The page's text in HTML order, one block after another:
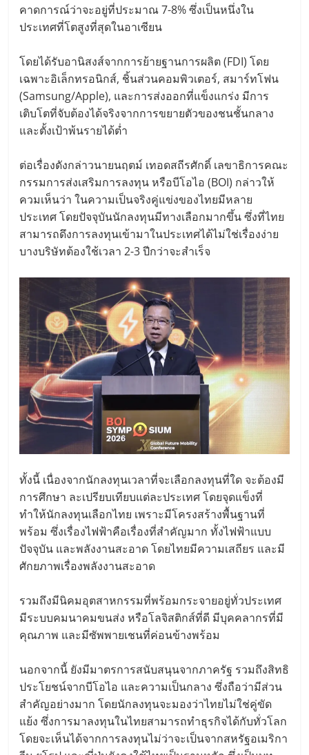
คาดการณ์ว่าจะอยู่ที่ประมาณ 7-8% ซึ่งเป็นหนึ่งใน
ประเทศที่โตสูงที่สุดในอาเซียน
โดยได้รับอานิสงส์จากการย้ายฐานการผลิต (FDI) โดย
เฉพาะอิเล็กทรอนิกส์, ชิ้นส่วนคอมพิวเตอร์, สมาร์ทโฟน
(Samsung/Apple), และการส่งออกที่แข็งแกร่ง มีการ
เติบโตที่จับต้องได้จริงจากการขยายตัวของชนชั้นกลาง
และตั้งเป้าพ้นรายได้ต่ำ
ต่อเรื่องดังกล่าวนายนฤตม์ เทอดสถีรศักดิ์ เลขาธิการคณะ
กรรมการส่งเสริมการลงทุน หรือบีโอไอ (BOI) กล่าวให้
ควมเห็นว่า ในความเป็นจริงคู่แข่งของไทยมีหลาย
ประเทศ โดยปัจจุบันนักลงทุนมีทางเลือกมากขึ้น ซึ่งที่ไทย
สามารถดึงการลงทุนเข้ามาในประเทศได้ไม่ใช่เรื่องง่าย
บางบริษัทต้องใช้เวลา 2-3 ปีกว่าจะสำเร็จ
ทั้งนี้ เนื่องจากนักลงทุนเวลาที่จะเลือกลงทุนที่ใด จะต้องมี
การศึกษา ละเปรียบเทียบแต่ละประเทศ โดยจุดแข็งที่
ทำให้นักลงทุนเลือกไทย เพราะมีโครงสร้างพื้นฐานที่
พร้อม ซึ่งเรื่องไฟฟ้าคือเรื่องที่สำคัญมาก ทั้งไฟฟ้าแบบ
ปัจจุบัน และพลังงานสะอาด โดยไทยมีความเสถียร และมี
ศักยภาพเรื่องพลังงานสะอาด
รวมถึงมีนิคมอุตสาหกรรมที่พร้อมกระจายอยู่ทั่วประเทศ
มีระบบคมนาคมขนส่ง หรือโลจิสติกส์ที่ดี มีบุคคลากรที่มี
คุณภาพ และมีซัพพายเชนที่ค่อนข้างพร้อม
นอกจากนี้ ยังมีมาตรการสนับสนุนจากภาครัฐ รวมถึงสิทธิ
ประโยชน์จากบีโอไอ และความเป็นกลาง ซึ่งถือว่ามีส่วน
สำคัญอย่างมาก โดยนักลงทุนจะมองว่าไทยไม่ใช่คู่ขัด
แย้ง ซึ่งการมาลงทุนในไทยสามารถทำธุรกิจได้กับทั่วโลก
โดยจะเห็นได้จากการลงทุนไม่ว่าจะเป็นจากสหรัฐอเมริกา